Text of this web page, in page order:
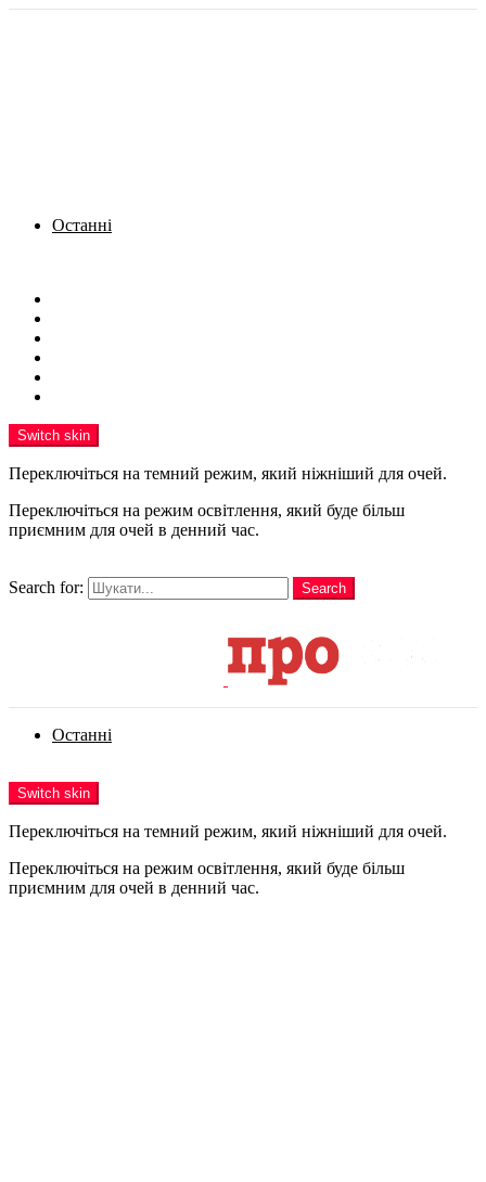
Останні
Switch skin
Переключіться на темний режим, який ніжніший для очей.
Переключіться на режим освітлення, який буде більш
приємним для очей в денний час.
Search for:
Search
Останні
Switch skin
Переключіться на темний режим, який ніжніший для очей.
Переключіться на режим освітлення, який буде більш
приємним для очей в денний час.